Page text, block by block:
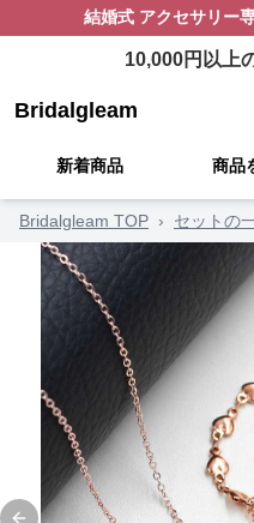
結婚式 アクセサリー
10,000円以上
Bridalgleam
新着商品 商品
Bridalgleam TOP › セットの